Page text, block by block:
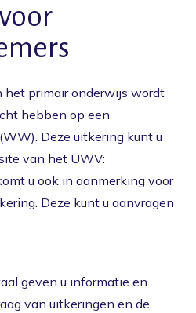
het primair onderwijs wordt
hebben op een
Deze uitkering kunt u
van het UWV:
u ook in aanmerking voor
Deze kunt u aanvragen
geven u informatie en
van uitkeringen en de